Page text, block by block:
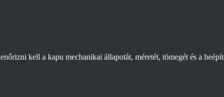
kell a kapu mechanikai állapotát, méretét, tömegét és a